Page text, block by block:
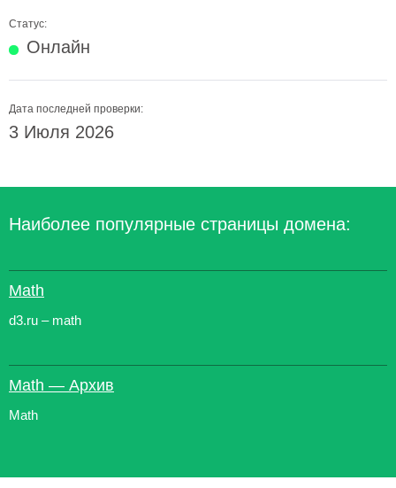
Статус:
Онлайн
Дата последней проверки:
3 Июля 2026
Наиболее популярные страницы домена:
Math
d3.ru – math
Math — Архив
Math